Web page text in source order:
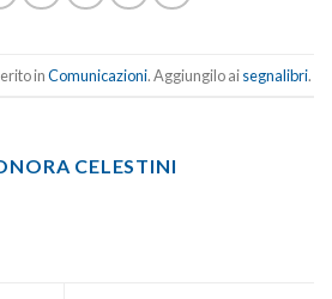
inComunicazioni. Aggiungilo aisegnalibri.
CELESTINI